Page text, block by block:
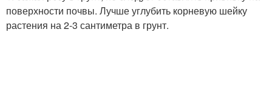
поверхности почвы. Лучше углубить корневую шейку
растения на 2-3 сантиметра в грунт.